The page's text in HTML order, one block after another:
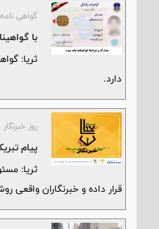
گواهی
با
ثریا:
دارد.
روز خبرنگار
پیام
ثریا:
قرار داده و خبرنگاران واقعی